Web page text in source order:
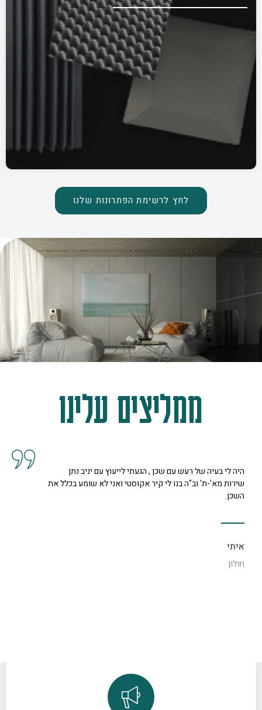
לחץ לרשימת הפתרונות שלנו
ממליצים עלינו
קיבלנו שרות מצוין, הסברים ותשובות לכל השאלות מנציגה
נחמדה מאוד בשם קרן היא המליצה לנו על פיתרון להד בחלל
דקורטיבי ויפה.
ספיר
רמת גן